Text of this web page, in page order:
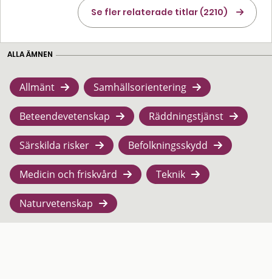
Se fler relaterade titlar (2210)
ALLA ÄMNEN
Allmänt Samhällsorientering
Beteendevetenskap Räddningstjänst
Särskilda risker Befolkningsskydd
Medicin och friskvård Teknik
Naturvetenskap